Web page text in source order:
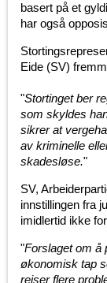
basert på et
har også
Eide (SV)
"Stortinget ber
som skyldes
sikrer at
av kriminelle
skadesløse."
SV,
innstillingen fra
imidlertid ikke
"Forslaget om å
økonomisk tap
reiser flere